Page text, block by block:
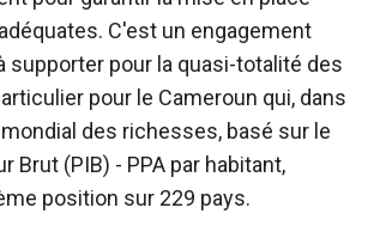
C'est un engagement
supporter pour la quasi-totalité des
pour le Cameroun qui, dans
des richesses, basé sur le
Brut (PIB) - PPA par habitant,
position sur 229 pays.